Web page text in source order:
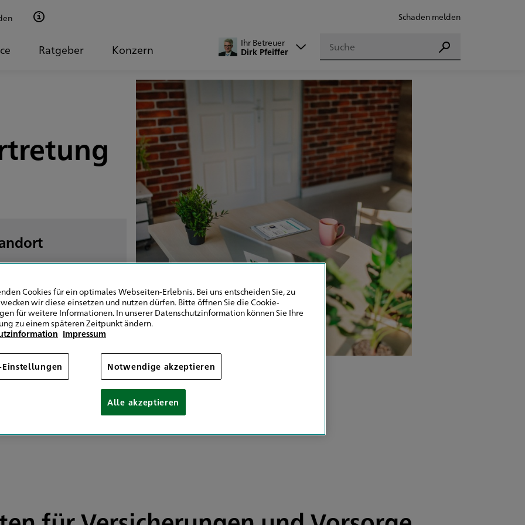
Schaden melden
Ratgeber Konzern
Ihr Betreuer
Dirk Pfeiffer
Suchen
Suchen
202 42928575
202 42928579
senden
09:00 - 12:30
Cookies für ein optimales Webseiten-Erlebnis. Bei uns entscheiden Sie, zu
wir diese einsetzen und nutzen dürfen. Bitte öffnen Sie die Cookie-
für weitere Informationen. In unserer Datenschutzinformation können Sie Ihre
zu einem späteren Zeitpunkt ändern.
Impressum
Einstellungen Notwendige akzeptieren
Alle akzeptieren